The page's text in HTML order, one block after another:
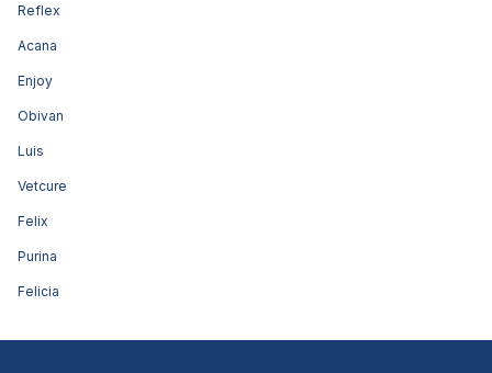
Reflex
Acana
Enjoy
Obivan
Luis
Vetcure
Felix
Purina
Felicia